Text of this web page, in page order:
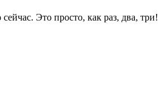
Это просто, как раз, два, три!